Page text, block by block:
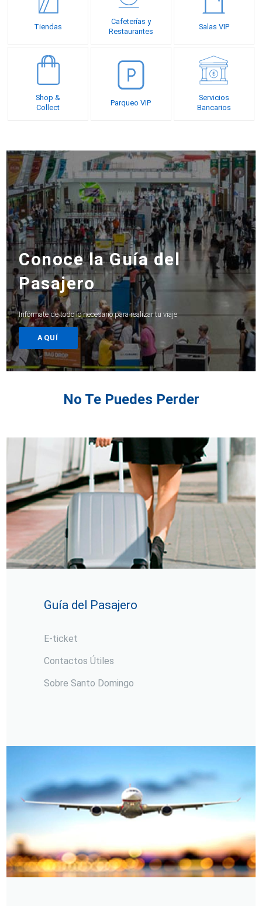
Tiendas
Cafeterías y
Restaurantes
Salas VIP
Shop &
Collect
Parqueo VIP
Servicios
Bancarios
Conoce la Guía del
Pasajero
Infórmate de todo lo necesario para realizar tu viaje
AQUÍ
No Te Puedes Perder
Guía del Pasajero
E-ticket
Contactos Útiles
Sobre Santo Domingo